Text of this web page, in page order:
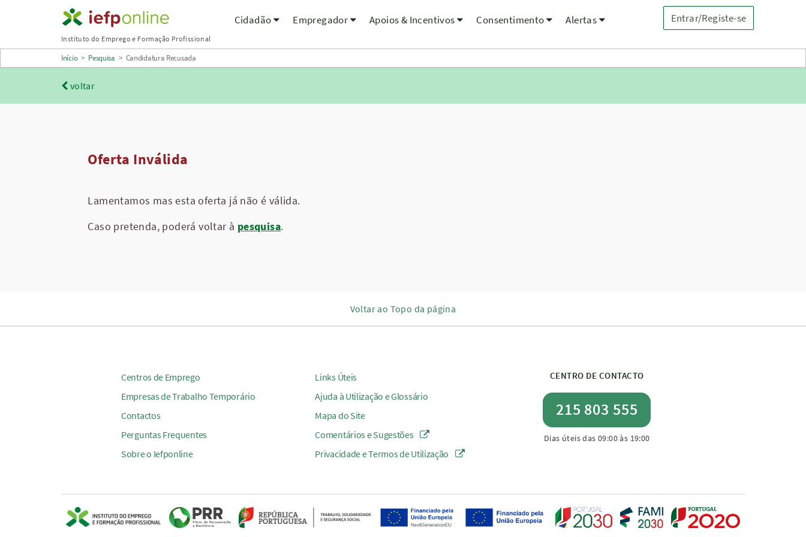
Instituto do Emprego e Formação Profissional
Entrar/Registe-se
Cidadão Empregador Apoios & Incentivos Consentimento Alertas
Início > Pesquisa > Candidatura Recusada
voltar
Oferta Inválida
Lamentamos mas esta oferta já não é válida.
Caso pretenda, poderá voltar à pesquisa.
Voltar ao Topo da página
Centros de Emprego
Empresas de Trabalho Temporário
Contactos
Perguntas Frequentes
Sobre o Iefponline
Links Úteis
Ajuda à Utilização e Glossário
Mapa do Site
Comentários e Sugestões
Privacidade e Termos de Utilização
CENTRO DE CONTACTO
215 803 555
Dias úteis das 09:00 às 19:00